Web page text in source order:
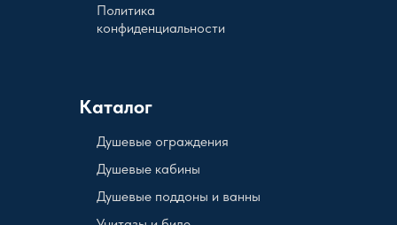
Политика
конфиденциальности
Каталог
Душевые кабины
Душевые поддоны и ванны
Душевые ограждения